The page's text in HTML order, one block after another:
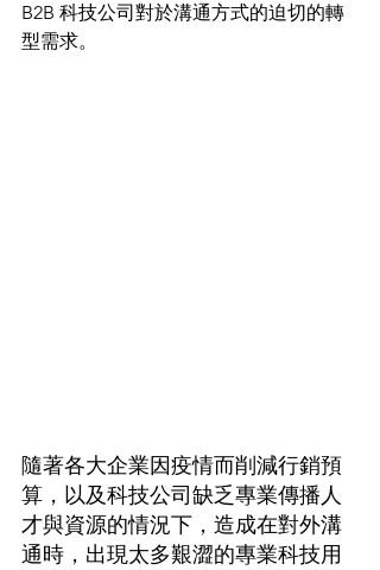
B2B 科技公司對於溝通方式的迫切的轉
型需求。
隨著各大企業因疫情而削減行銷預
算，以及科技公司缺乏專業傳播人
才與資源的情況下，造成在對外溝
通時，出現太多艱澀的專業科技用